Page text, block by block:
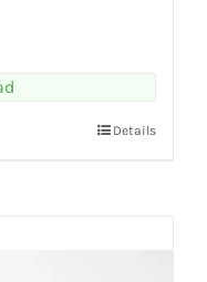
Details